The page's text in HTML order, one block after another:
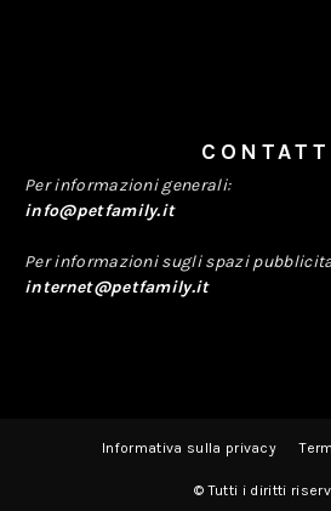
Per informazioni generali:
info@petfamily.it
Per informazioni sugli spazi
internet@petfamily.it
Informativa sulla privacy
© Tutti i diritti